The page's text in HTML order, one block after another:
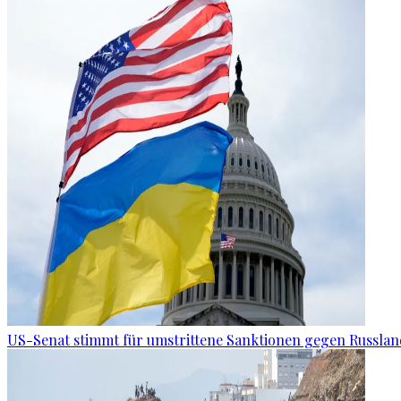
US-Senat stimmt für umstrittene Sanktionen gegen